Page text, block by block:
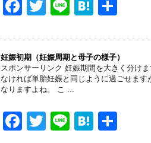
oF
c
e
b
o
o
T
tt
er
Li
e
H
e
n
a
妊娠初期（妊娠周期と母子の様子）
スポンサーリンク 妊娠期間を大きく分け
なければ単胎妊娠と同じように過ごせま
なりますよね。 こ ...
F
T
Li
H